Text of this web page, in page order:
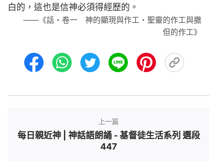
白的，這也是信神必須得經歷的。
——《話・卷一 神的顯現與作工・聖靈的作工與撒
但的作工》
上一篇
每日親近神 | 神話語朗誦 - 基督徒生活系列 選段
447